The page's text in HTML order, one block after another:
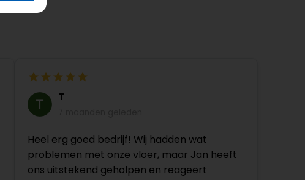
T
Heel erg goed bedrijf! Wij hadden wat
problemen met onze vloer, maar Jan heeft
ons uitstekend geholpen en reageert